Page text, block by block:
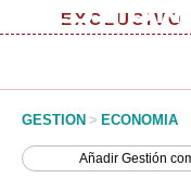
Management & Empleo
EXCLUSIVO
GESTION > ECONOMIA
AñadirGestión